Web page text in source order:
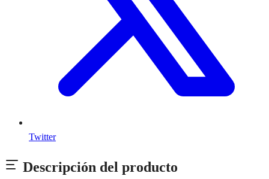
Twitter
Descripción del producto